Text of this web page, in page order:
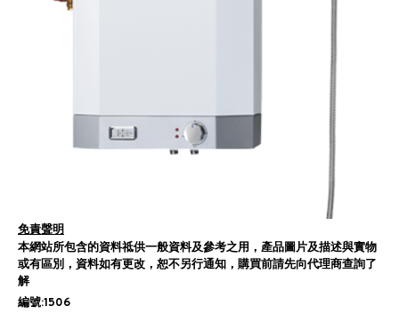
免責聲明
本網站所包含的資料祗供一般資料及參考之用，產品圖片及描述與實物
或有區別，資料如有更改，恕不另行通知，購買前請先向代理商查詢了
解
編號:1506